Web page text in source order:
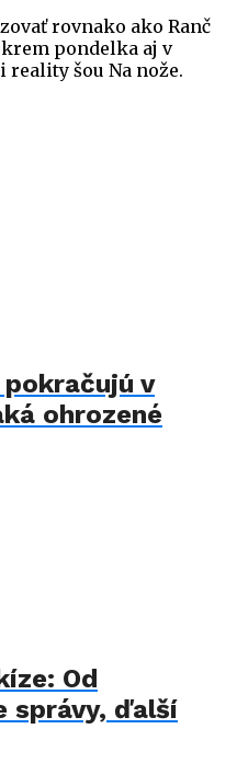
rovnako ako Ranč
pondelka aj v
šou Na nože.
v
ohrozené
Od
správy, ďalší